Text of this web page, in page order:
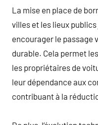
La mise en place de
villes et les lieux
encourager le passage
durable. Cela permet
les propriétaires de
leur dépendance aux
contribuant à la